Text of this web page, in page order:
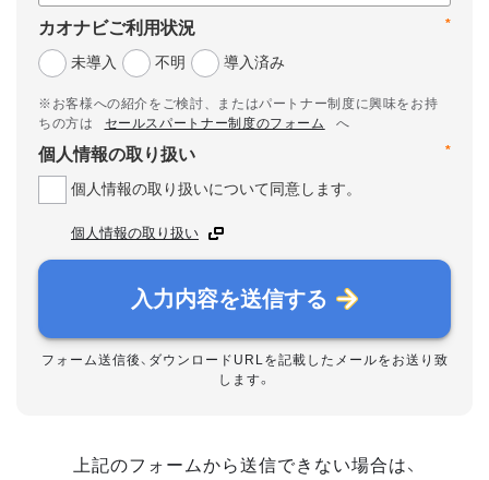
*
カオナビご利用状況
未導入
不明 導入済み
※お客様への紹介をご検討、またはパートナー制度に興味をお持
ちの方は
セールスパートナー制度のフォーム
へ
*
個人情報の取り扱い
個人情報の取り扱いについて同意します。
個人情報の取り扱い
入力内容を送信する
フォーム送信後、ダウンロードURLを記載したメールをお送り致
します。
上記のフォームから送信できない場合は、